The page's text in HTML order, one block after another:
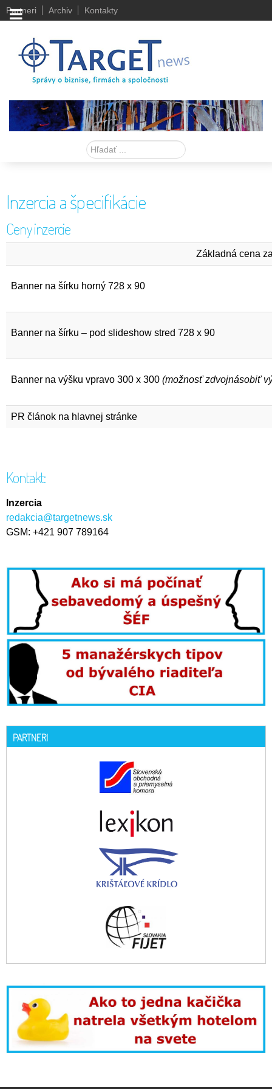
Partneri Archiv Kontakty
Hľadať
Inzercia a špecifikácie
Ceny inzercie
Základná cena
Banner na šírku horný 728 x 90
Banner na šírku – pod slideshow stred 728 x 90
Banner na výšku vpravo 300 x 300 (možnosť zdvojnásobiť
PR článok na hlavnej stránke
Kontakt:
Inzercia
redakcia@targetnews.sk
GSM: +421 907 789164
PARTNERI